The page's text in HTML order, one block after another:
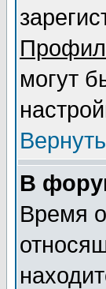
могут
В
Время